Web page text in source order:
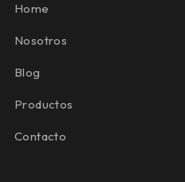
Home
Nosotros
Blog
Productos
Contacto